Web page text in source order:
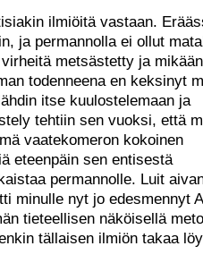
ilmiöitä vastaan.
ja permannolla ei ollut
metsästetty ja
todenneena en keksinyt
itse kuulostelemaan ja
tehtiin sen vuoksi, että
vaatekomeron kokoinen
eteenpäin sen entisestä
permannolle. Luit
minulle nyt jo edesmennyt
tieteellisen näköisellä
tällaisen ilmiön takaa